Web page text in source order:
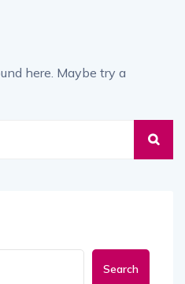
here. Maybe try a
Search